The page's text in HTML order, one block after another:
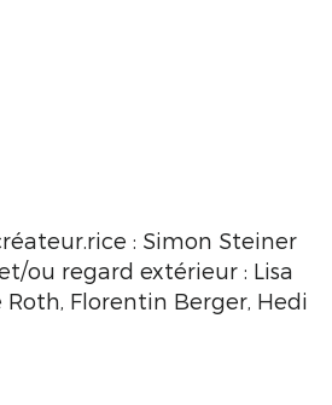
: Simon Steiner
ou regard extérieur : Lisa
Roth, Florentin Berger, Hedi